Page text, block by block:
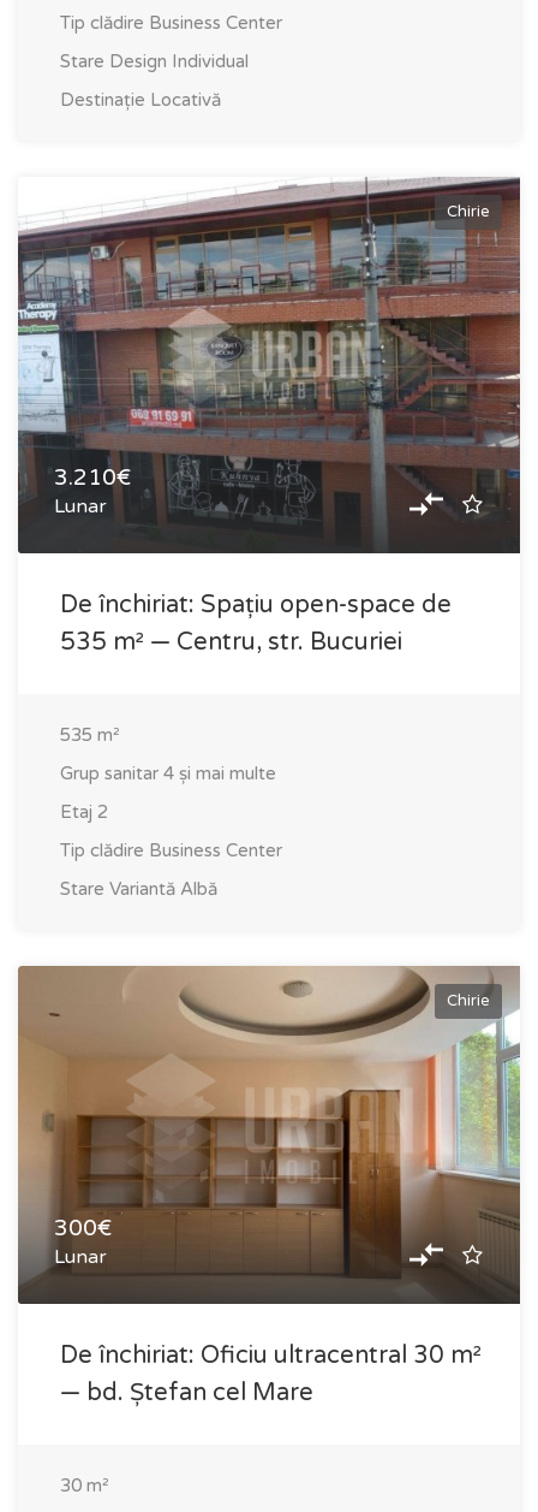
Tip clădire Business Center
Stare Design Individual
Destinație Locativă
Chirie
3.210€
Lunar
De închiriat: Spațiu open-space de
535 m² — Centru, str. Bucuriei
535 m²
Grup sanitar 4 și mai multe
Etaj 2
Tip clădire Business Center
Stare Variantă Albă
Chirie
300€
Lunar
De închiriat: Oficiu ultracentral 30 m²
— bd. Ștefan cel Mare
30 m²